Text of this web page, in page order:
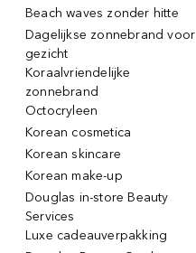
Beach waves zonder hitte
Dagelijkse zonnebrand voor
gezicht
Koraalvriendelijke
zonnebrand
Octocryleen
Korean cosmetica
Korean skincare
Korean make-up
Douglas in-store Beauty
Services
Luxe cadeauverpakking